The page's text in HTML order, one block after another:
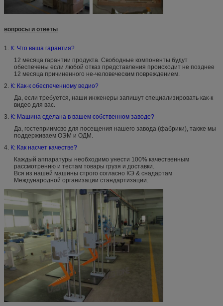
вопросы и ответы
1. К: Что ваша гарантия?
12 месяца гарантии продукта. Свободные компоненты будут
обеспечены если любой отказ представления происходит не позднее
12 месяца причиненного не-человеческим повреждением.
2. К: Как-к обеспеченному ведио?
Да, если требуется, наши инженеры запишут специализировать как-к
видео для вас.
3. К: Машина сделана в вашем собственном заводе?
Да, гостеприимсво для посещения нашего завода (фабрики), также мы
поддерживаем ОЭМ и ОДМ.
4. К: Как насчет качестве?
Каждый аппаратуры необходимо унести 100% качественным
рассмотрению и тестам товары грузя и доставки.
Вся из нашей машины строго согласно КЭ & снадартам
Международной организации стандартизации.